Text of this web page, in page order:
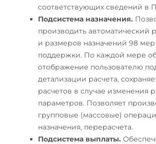
соответствующих сведений
Подсистема назначения.
производить автоматический
и размеров назначений 98
поддержки. По каждой мере
отображение пользователю
детализации расчета,
расчетов в случае изменения
параметров. Позволяет
групповые (массовые)
назначения, перерасчета.
Подсистема выплаты.